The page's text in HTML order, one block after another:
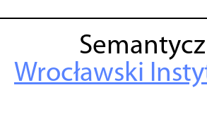
Wrocławski